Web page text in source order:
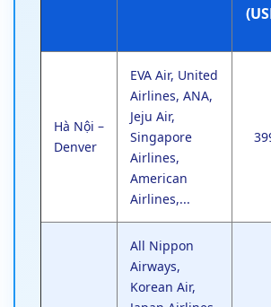
Hà Nội –
Denver
EVA Air, United
Airlines, ANA,
Jeju Air,
Singapore
Airlines,
American
Airlines,...
All Nippon
Airways,
Korean Air,